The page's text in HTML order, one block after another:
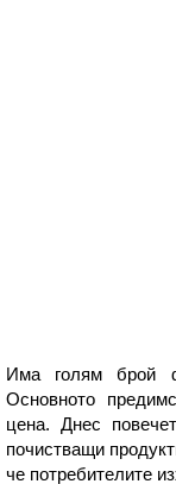
Има голям брой
Основното
цена. Днес
почистващи
че потребителите